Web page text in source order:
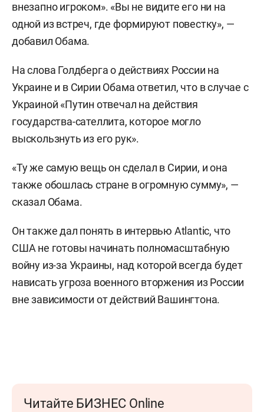
внезапно игроком». «Вы не видите его ни на
одной из встреч, где формируют повестку», —
добавил Обама.
На слова Голдберга о действиях России на
Украине и в Сирии Обама ответил, что в случае с
Украиной «Путин отвечал на действия
государства-сателлита, которое могло
выскользнуть из его рук».
«Ту же самую вещь он сделал в Сирии, и она
также обошлась стране в огромную сумму», —
сказал Обама.
Он также дал понять в интервью Atlantic, что
США не готовы начинать полномасштабную
войну из-за Украины, над которой всегда будет
нависать угроза военного вторжения из России
вне зависимости от действий Вашингтона.
Читайте БИЗНЕС Online